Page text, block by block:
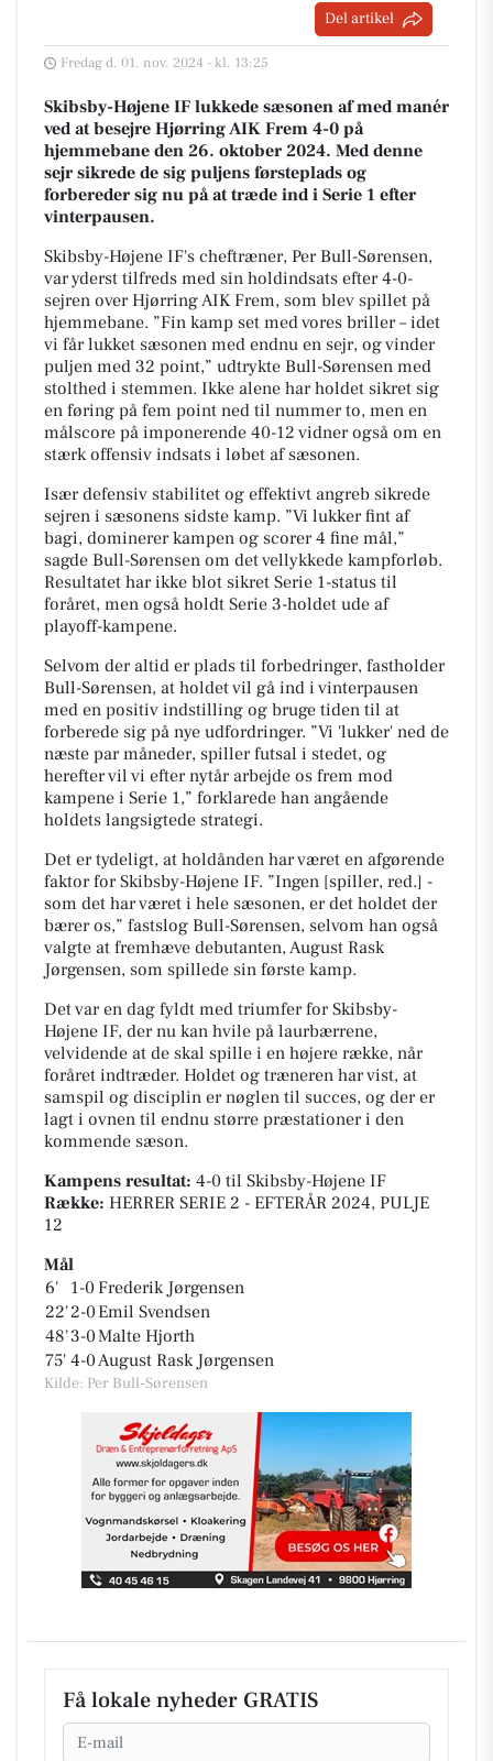
Del artikel
Fredag d. 01. nov. 2024 - kl. 13:25
Skibsby-Højene IF lukkede sæsonen af med manér
ved at besejre Hjørring AIK Frem 4-0 på
hjemmebane den 26. oktober 2024. Med denne
sejr sikrede de sig puljens førsteplads og
forbereder sig nu på at træde ind i Serie 1 efter
vinterpausen.
Skibsby-Højene IF's cheftræner, Per Bull-Sørensen,
var yderst tilfreds med sin holdindsats efter 4-0-
sejren over Hjørring AIK Frem, som blev spillet på
hjemmebane. ”Fin kamp set med vores briller – idet
vi får lukket sæsonen med endnu en sejr, og vinder
puljen med 32 point,” udtrykte Bull-Sørensen med
stolthed i stemmen. Ikke alene har holdet sikret sig
en føring på fem point ned til nummer to, men en
målscore på imponerende 40-12 vidner også om en
stærk offensiv indsats i løbet af sæsonen.
Især defensiv stabilitet og effektivt angreb sikrede
sejren i sæsonens sidste kamp. ”Vi lukker fint af
bagi, dominerer kampen og scorer 4 fine mål,”
sagde Bull-Sørensen om det vellykkede kampforløb.
Resultatet har ikke blot sikret Serie 1-status til
foråret, men også holdt Serie 3-holdet ude af
playoff-kampene.
Selvom der altid er plads til forbedringer, fastholder
Bull-Sørensen, at holdet vil gå ind i vinterpausen
med en positiv indstilling og bruge tiden til at
forberede sig på nye udfordringer. ”Vi 'lukker' ned de
næste par måneder, spiller futsal i stedet, og
herefter vil vi efter nytår arbejde os frem mod
kampene i Serie 1,” forklarede han angående
holdets langsigtede strategi.
Det er tydeligt, at holdånden har været en afgørende
faktor for Skibsby-Højene IF. ”Ingen [spiller, red.] -
som det har været i hele sæsonen, er det holdet der
bærer os,” fastslog Bull-Sørensen, selvom han også
valgte at fremhæve debutanten, August Rask
Jørgensen, som spillede sin første kamp.
Det var en dag fyldt med triumfer for Skibsby-
Højene IF, der nu kan hvile på laurbærrene,
velvidende at de skal spille i en højere række, når
foråret indtræder. Holdet og træneren har vist, at
samspil og disciplin er nøglen til succes, og der er
lagt i ovnen til endnu større præstationer i den
kommende sæson.
Kampens resultat: 4-0 til Skibsby-Højene IF
Række: HERRER SERIE 2 - EFTERÅR 2024, PULJE
12
Mål
6' 1-0 Frederik Jørgensen
22'2-0Emil Svendsen
48'3-0Malte Hjorth
75' 4-0August Rask Jørgensen
Kilde: Per Bull-Sørensen
Få lokale nyheder GRATIS
Email